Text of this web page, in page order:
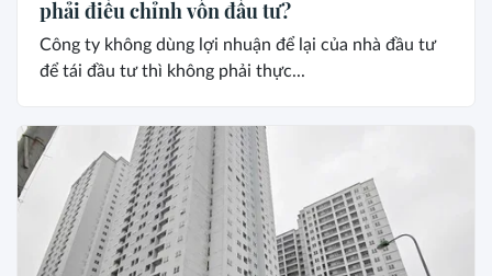
phải điều chỉnh vốn đầu tư?
Công ty không dùng lợi nhuận để lại của nhà đầu tư
để tái đầu tư thì không phải thực...